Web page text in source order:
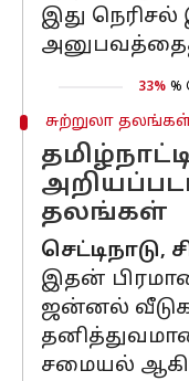
இது
அனுபவத்தைத்
33% %
சுற்றுலா
தலங்கள்
இதன்
ஜன்னல்
சமையல்